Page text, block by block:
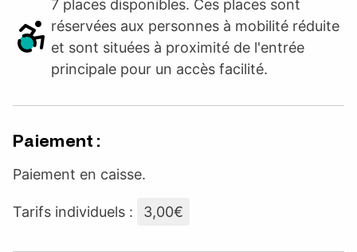
7 places disponibles. Ces places sont
réservées aux personnes à mobilité réduite
et sont situées à proximité de l'entrée
principale pour un accès facilité.
Paiement :
Paiement en caisse.
Tarifs individuels : 3,00€